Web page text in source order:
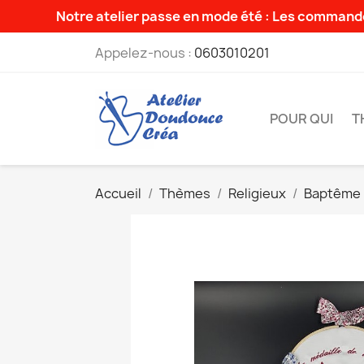
Notre atelier passe en mode été : Les
Appelez-nous : 0603010201
POUR QUI
Accueil Thèmes Religieux Baptême